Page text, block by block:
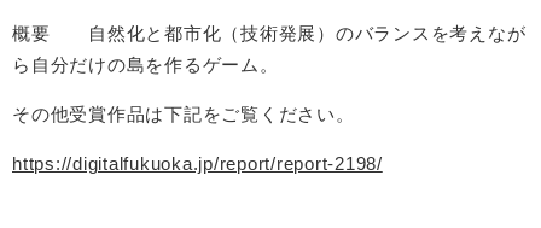
概要 自然化と都市化（技術発展）のバランスを考えなが
ら自分だけの島を作るゲーム。
その他受賞作品は下記をご覧ください。
https://digitalfukuoka.jp/report/report-2198/